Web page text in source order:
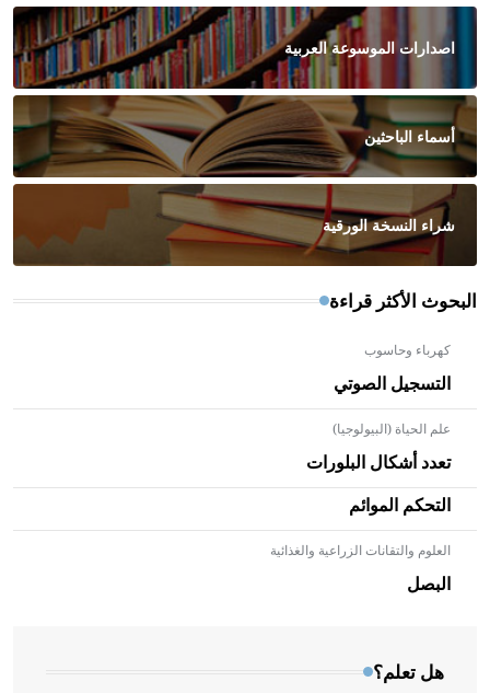
اصدارات الموسوعة العربية
أسماء الباحثين
شراء النسخة الورقية
البحوث الأكثر قراءة
كهرباء وحاسوب
التسجيل الصوتي
علم الحياة (البيولوجيا)
تعدد أشكال البلورات
التحكم الموائم
العلوم والتقانات الزراعية والغذائية
البصل
هل تعلم؟
- هل تعلم أن الأبلق نوع من الفنون الهندسية التي ارتبطت
بالعمارة الإسلامية في بلاد الشام ومصر خاصة، حيث يحرص
المعمار على بناء مداميكه وخاصة في الواجهات